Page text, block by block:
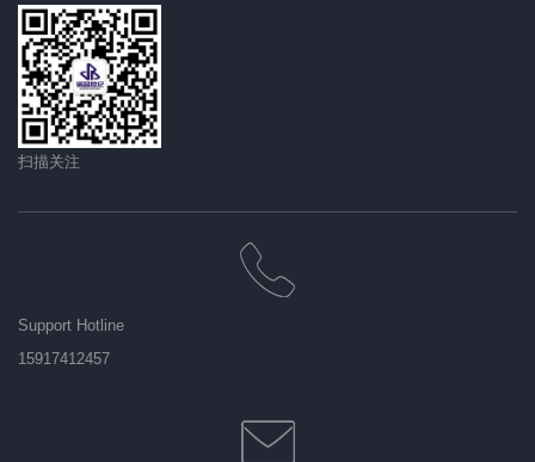
扫描关注
Support Hotline
15917412457